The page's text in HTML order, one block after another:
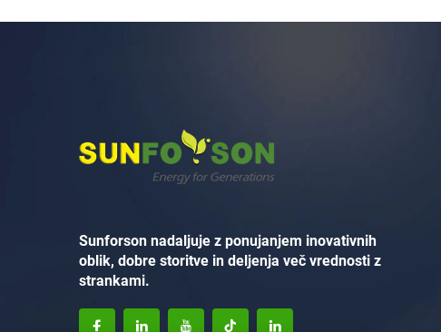
Sunforson nadaljuje z ponujanjem inovativnih
oblik, dobre storitve in deljenja več vrednosti z
strankami.